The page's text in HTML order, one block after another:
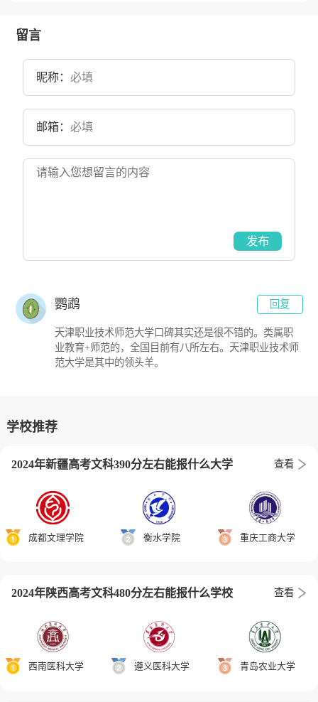
堂；1944年成立山东省师范专科学校；1950年10月，在原华东大学教
育学院和山东省行政干部学校的基础上组建山东师范学院，系建国后
留言
昵称：
邮箱：
发布
鹦鹉 回复
天津职业技术师范大学口碑其实还是很不错的。类属职
业教育+师范的，全国目前有八所左右。天津职业技术师
范大学是其中的领头羊。
学校推荐
2024年新疆高考文科390分左右能报什么大学 查看
成都文理学院 衡水学院 重庆工商大学
2024年陕西高考文科480分左右能报什么学校 查看
西南医科大学 遵义医科大学 青岛农业大学